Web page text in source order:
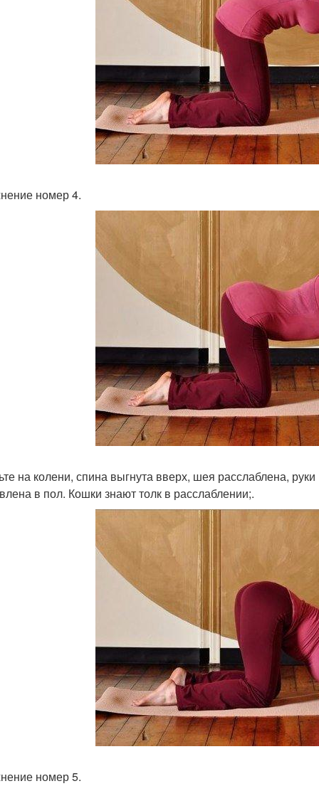
номер 4.
на колени, спина выгнута вверх, шея расслаблена,
в пол. Кошки знают толк в расслаблении;.
номер 5.